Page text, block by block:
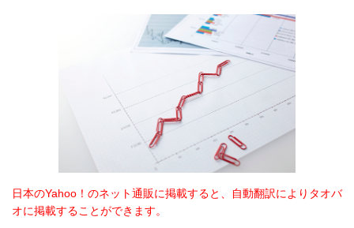
日本のYahoo！のネット通販に掲載すると、自動翻訳によりタオバ
オに掲載することができます。